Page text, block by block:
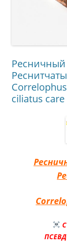
ciliatus care